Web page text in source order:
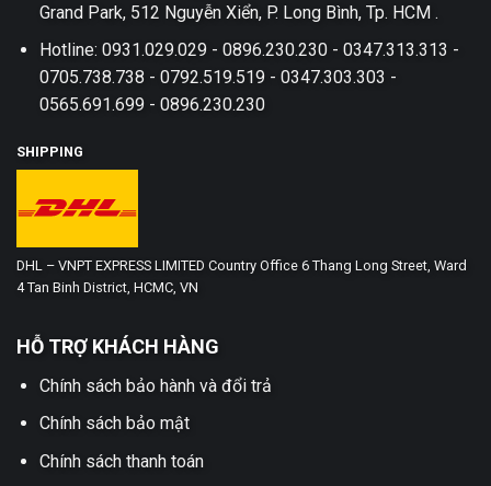
Grand Park, 512 Nguyễn Xiển, P. Long Bình, Tp. HCM .
Hotline: 0931.029.029 - 0896.230.230 - 0347.313.313 -
0705.738.738 - 0792.519.519 - 0347.303.303 -
0565.691.699 - 0896.230.230
SHIPPING
DHL – VNPT EXPRESS LIMITED Country Office 6 Thang Long Street, Ward
4 Tan Binh District, HCMC, VN
HỖ TRỢ KHÁCH HÀNG
Chính sách bảo hành và đổi trả
Chính sách bảo mật
Chính sách thanh toán